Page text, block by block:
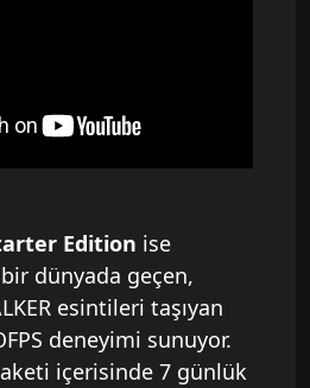
Edition ise
dünyada geçen,
esintileri taşıyan
deneyimi sunuyor.
içerisinde 7 günlük